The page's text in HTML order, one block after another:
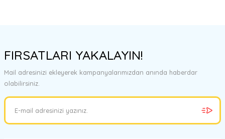
FIRSATLARI YAKALAYIN!
Mail adresinizi ekleyerek kampanyalarımızdan anında haberdar
olabilirsiniz.